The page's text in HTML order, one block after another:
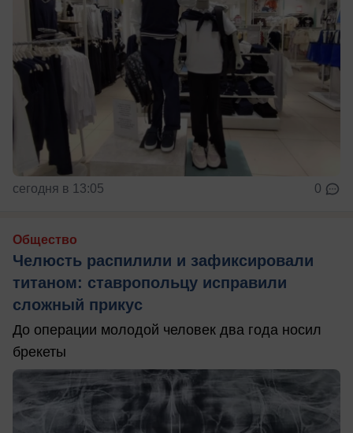
сегодня в 13:05 0
Общество
Челюсть распилили и зафиксировали
титаном: ставропольцу исправили
сложный прикус
До операции молодой человек два года носил
брекеты